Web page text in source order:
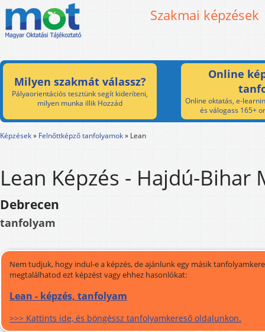
Szakmai képzések
Milyen szakmát válassz?
Pályaorientációs tesztünk segít kideríteni,
milyen munka illik Hozzád
Online
Online oktatás, e-
és válogass 165+
Képzések» Felnőttképző tanfolyamok» Lean
Lean Képzés - Hajdú-Bihar
Debrecen
tanfolyam
Nem tudjuk, hogy indul-e a képzés, de ajánlunk egy másik
megtalálhatod ezt képzést vagy ehhez hasonlókat:
Lean - képzés, tanfolyam
>>> Kattints ide, és böngéssz tanfolyamkereső oldalunkon.